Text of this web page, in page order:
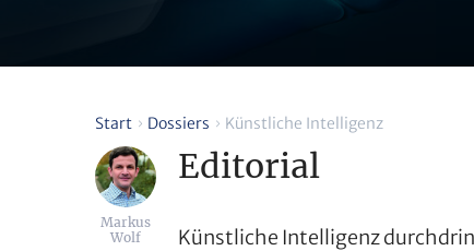
Start Dossiers Künstliche Intelligenz
Markus
Wolf
Editorial
Künstliche Intelligenz